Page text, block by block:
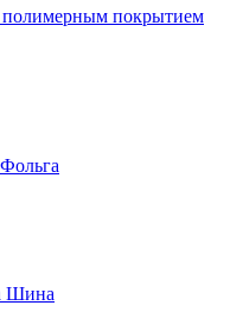
покрытием
Фольга
Шина